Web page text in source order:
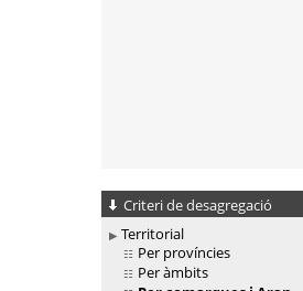
Criteri de desagregació
Territorial
Per províncies
Per àmbits